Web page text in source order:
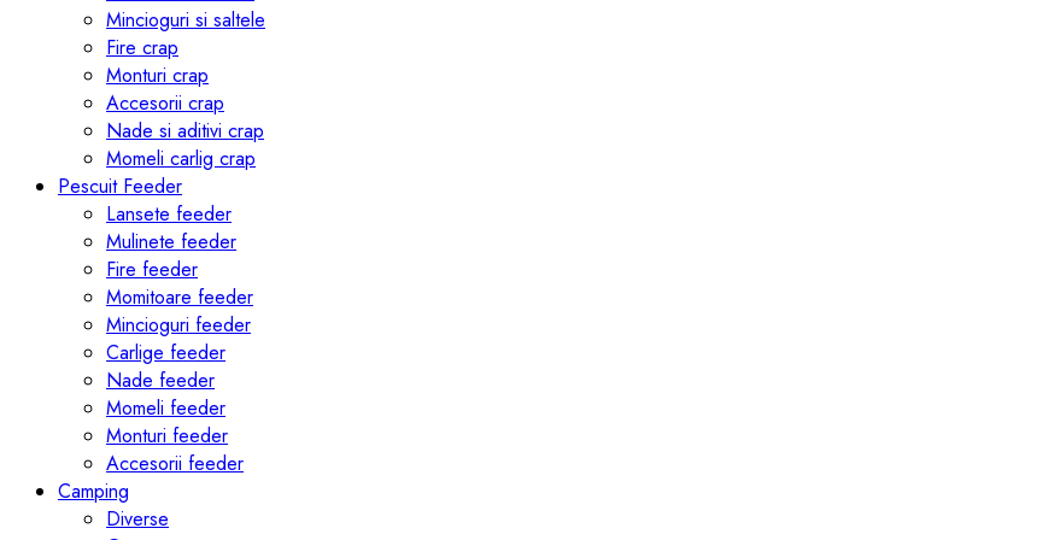
Mincioguri si saltele
Fire crap
Monturi crap
Accesorii crap
Nade si aditivi crap
Momeli carlig crap
Pescuit Feeder
Lansete feeder
Mulinete feeder
Fire feeder
Momitoare feeder
Mincioguri feeder
Carlige feeder
Nade feeder
Momeli feeder
Monturi feeder
Accesorii feeder
Camping
Diverse